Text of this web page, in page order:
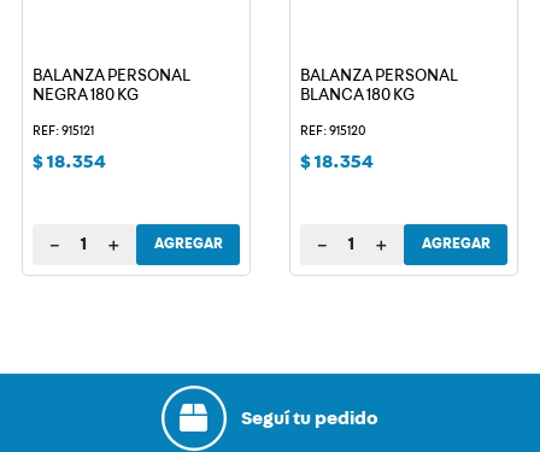
BALANZA PERSONAL
NEGRA 180 KG
REF: 915121
$18.354
＋
－ AGREGAR
BALANZA PERSONAL
BLANCA 180 KG
REF: 915120
$18.354
＋
－ AGREGAR
Seguí tu pedido